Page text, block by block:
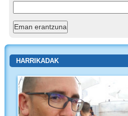
HARRIKADAK